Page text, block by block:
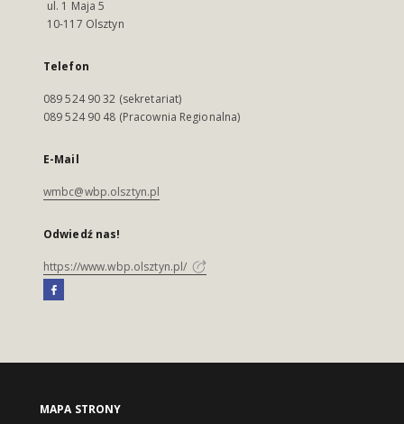
ul. 1 Maja 5
10-117 Olsztyn
Telefon
089 524 90 32 (sekretariat)
089 524 90 48 (Pracownia Regionalna)
E-Mail
wmbc@wbp.olsztyn.pl
Odwiedź nas!
https://www.wbp.olsztyn.pl/
MAPA STRONY